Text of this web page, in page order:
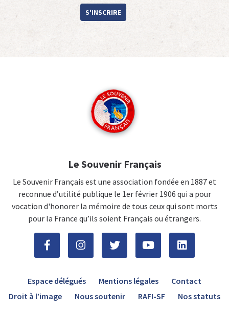
S'INSCRIRE
Le Souvenir Français
Le Souvenir Français est une association fondée en 1887 et
reconnue d’utilité publique le 1er février 1906 qui a pour
vocation d'honorer la mémoire de tous ceux qui sont morts
pour la France qu’ils soient Français ou étrangers.
Espace délégués Mentions légales
Contact
Droit à l’image
Nous soutenir RAFI-SF Nos statuts